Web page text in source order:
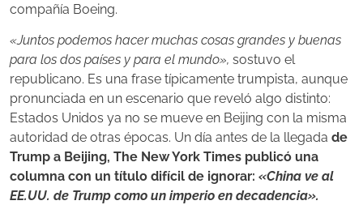
compañía Boeing.
«Juntos podemos hacer muchas cosas grandes y buenas
para los dos países y para el mundo», sostuvo el
republicano. Es una frase típicamente trumpista, aunque
pronunciada en un escenario que reveló algo distinto:
Estados Unidos ya no se mueve en Beijing con la misma
autoridad de otras épocas. Un día antes de la llegada de
Trump a Beijing, The New York Times publicó una
columna con un título difícil de ignorar: «China ve al
EE.UU. de Trump como un imperio en decadencia».